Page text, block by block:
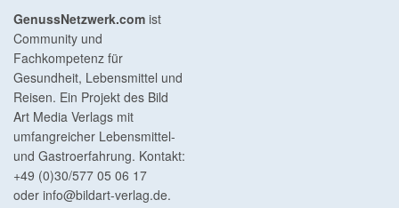
GenussNetzwerk.com ist
Community und
Fachkompetenz für
Gesundheit, Lebensmittel und
Reisen. Ein Projekt des Bild
Art Media Verlags mit
umfangreicher Lebensmittel-
und Gastroerfahrung. Kontakt:
+49 (0)30/577 05 06 17
oder info@bildart-verlag.de.